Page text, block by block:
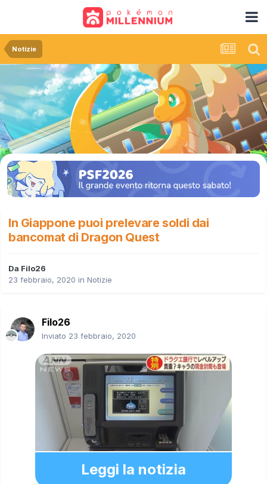
Notizie
In Giappone puoi prelevare soldi dai
bancomat di Dragon Quest
Da Filo26
23 febbraio, 2020 in Notizie
Filo26
Inviato 23 febbraio, 2020
Leggi la notizia